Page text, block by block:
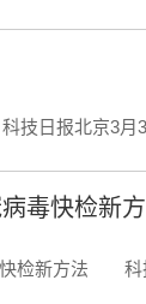
日报北京3月
毒快检新
检新方法 科